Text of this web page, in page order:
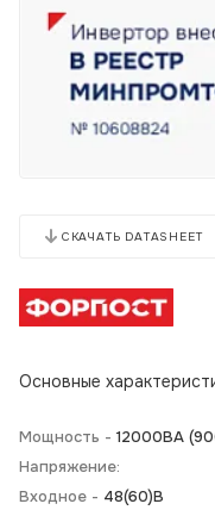
СКАЧАТЬ DATASHEET
Основные
Мощность - 12000BA
Напряжение:
Входное - 48(60)В